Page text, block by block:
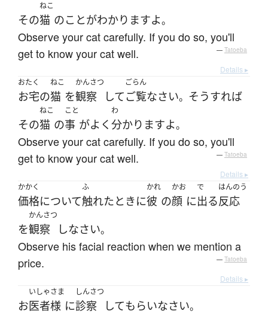
その
ねこ
猫 のことがわかりますよ。
Observe your cat carefully. If you do so, you'll
get to know your cat well.
— Tatoeba
Details ▸
おたく
お宅の
ねこ
猫 を
かんさつ
観察 して
ごらん
ご覧なさい。 そうすれば
その
ねこ
猫 の
こと
事 がよく
わ
分かりますよ。
Observe your cat carefully. If you do so, you'll
get to know your cat well.
— Tatoeba
Details ▸
かかく
価格について
ふ
触れたときに
かれ
彼 の
かお
顔 に
で
出る
はんのう
反応
を
かんさつ
観察 しなさい。
Observe his facial reaction when we mention a
price.
— Tatoeba
Details ▸
お
いしゃ
医者
さま
様 に
しんさつ
診察 してもらいなさい。